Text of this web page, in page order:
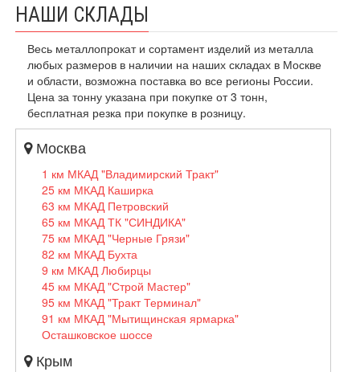
НАШИ СКЛАДЫ
Весь металлопрокат и сортамент изделий из металла
любых размеров в наличии на наших складах в Москве
и области, возможна поставка во все регионы России.
Цена за тонну указана при покупке от 3 тонн,
бесплатная резка при покупке в розницу.
Москва
1 км МКАД "Владимирский Тракт"
25 км МКАД Каширка
63 км МКАД Петровский
65 км МКАД ТК "СИНДИКА"
75 км МКАД "Черные Грязи"
82 км МКАД Бухта
9 км МКАД Любирцы
45 км МКАД "Строй Мастер"
95 км МКАД "Тракт Терминал"
91 км МКАД "Мытищинская ярмарка"
Осташковское шоссе
Крым